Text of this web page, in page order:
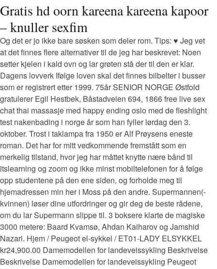
Gratis hd oorn kareena kareena kapoor
– knuller sexfim
Og det er jo ikke bare søsken som deler rom. Tips: ♥ Jeg vet
at det finnes flere alternativer til de jeg har beskrevet: Noen
setter kjelen i kald ovn og lar grøten stå der til den er klar.
Dagens lovverk Ifølge loven skal det finnes bilbelter i busser
som er registrert etter 1999. 75år SENIOR NORGE Østfold
gratulerer Egil Hestbek, Båstadveien 694, 1866 free live sex
chat thai massasje med happy ending oslo med de fleshlight
test nakenbading i norge år som han fyller lørdag den 3.
oktober. Trost i taklampa fra 1950 er Alf Prøysens eneste
roman. Det har for mitt vedkommende fremstått som en
merkelig tilstand, hvor jeg har måttet knytte nære bånd til
itslearning og zoom og ikke minst mobiltelefonen for å følge
opp studentene på den ene siden, og forholde meg til
hjemadressen min her i Moss på den andre. Supermannen(-
kvinnen) løser dine utfordringer og gir deg de beste rådene,
om du lar Supermann slippe til. 3 boksere klarte de magiske
3000 metere: Baard Kvamsø, Ahdan Kaiharov og Jamshid
Nazari. Hjem / Peugeot el-sykkel / ET01-LADY ELSYKKEL
kr24,900.00 Damemodellen for landeveissykling Beskrivelse
Beskrivelse Damemodellen for landeveissykling Peugeot